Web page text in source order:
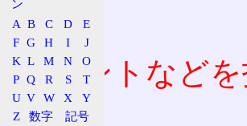
コメントなど
ン
A B C D
E
F G H I
J
K L M N
O
P Q R S
T
U V W X
Y
Z
数字 記号